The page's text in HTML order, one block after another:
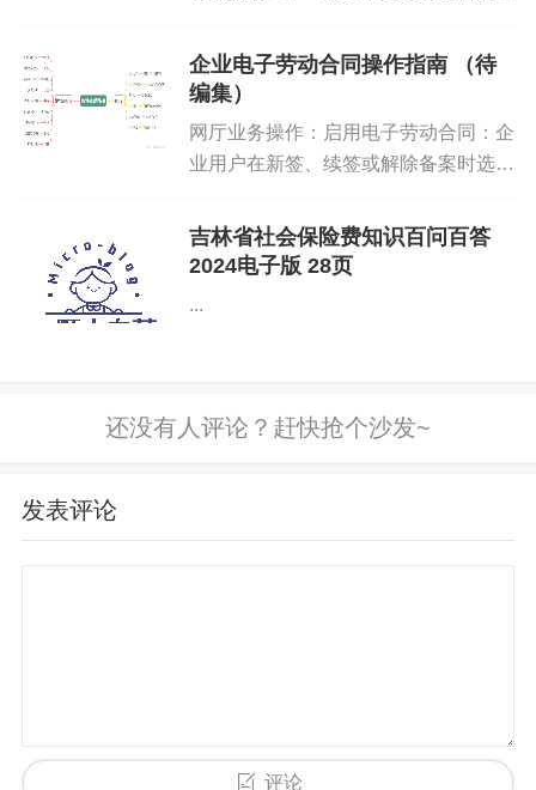
参与城市体检相关的调研、座谈会和活动，为城
市体检工作提供建设性的意见和建议。
协助宣传城市体检工作，提高市民对城市体检的
认知和参与度。
四、城市体检观察员的权利
题和不足。
1.城市体检观察员的任期为2年，期满后可根据工作
125KHz，还有偏频：250KHz、
375KHz、500KHz等等不多见。IC卡
企业电子劳动合同操作指南 （待
编集）
网厅业务操作：启用电子劳动合同：企
业用户在新签、续签或解除备案时选择
授权操作员：企业启用电子劳动合同
后，通过吉事办APP添加操作员并授
吉林省社会保险费知识百问百答
2024电子版 28页
...
发表评论
评论